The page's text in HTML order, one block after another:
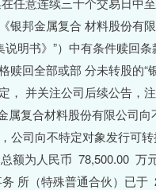
邦金属复合 材料股份有
明书》”）中有条件赎回
赎回全部或部 分未转股
， 并关注公司后续公告
复合材料股份有限公司向
司向不特定对象发行可转
额为人民币 78,500.00 万
所（特殊普通合伙）已